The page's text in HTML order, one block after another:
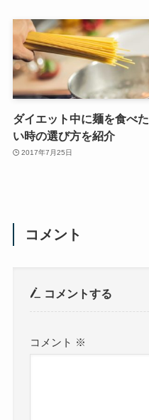
ダイエット中に麺を食べた
い時の選び方を紹介
2017年7月25日
コメント
コメントする
コメント ※